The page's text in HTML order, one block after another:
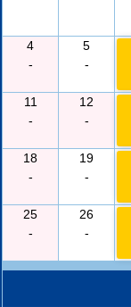
4
-
5
-
11
-
12
-
18
-
19
-
25
-
26
-